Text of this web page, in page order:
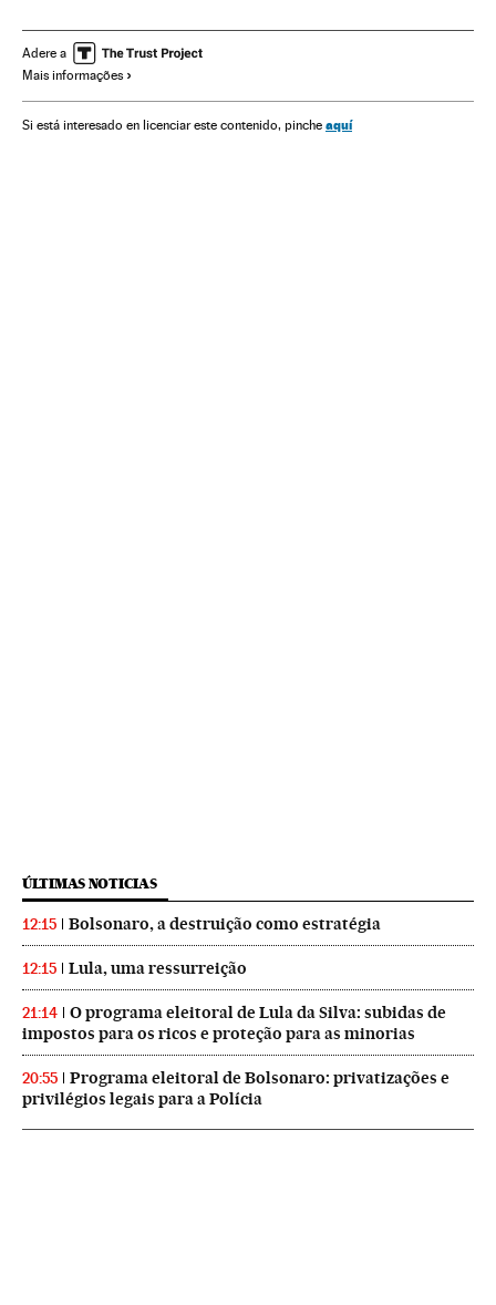
Justiça Marcola
Adere a
Mais informações
Si está interesado en licenciar este contenido, pinche aquí
ÚLTIMAS NOTICIAS
12:15 Bolsonaro, a destruição como estratégia
12:15 Lula, uma ressurreição
21:14
O programa eleitoral de Lula da Silva: subidas de
impostos para os ricos e proteção para as minorias
20:55
Programa eleitoral de Bolsonaro: privatizações e
privilégios legais para a Polícia